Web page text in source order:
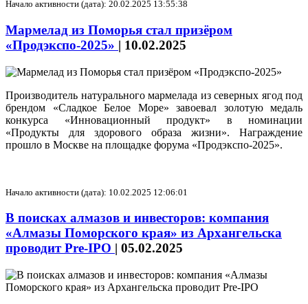
Начало активности (дата): 20.02.2025 13:55:38
Мармелад из Поморья стал призёром
«Продэкспо‑2025» | 10.02.2025
Производитель натурального мармелада из северных ягод под
брендом «Сладкое Белое Море» завоевал золотую медаль
конкурса «Инновационный продукт» в номинации
«Продукты для здорового образа жизни». Награждение
прошло в Москве на площадке форума «Продэкспо‑2025».
Начало активности (дата): 10.02.2025 12:06:01
В поисках алмазов и инвесторов: компания
«Алмазы Поморского края» из Архангельска
проводит Pre-IPO | 05.02.2025